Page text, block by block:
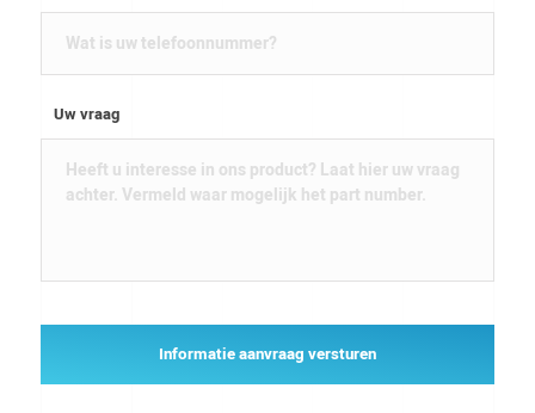
Uw vraag
Informatie aanvraag versturen